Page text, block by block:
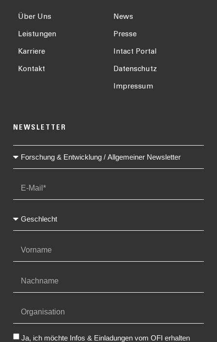
Über Uns
Leistungen
Karriere
Kontakt
News
Presse
Intact Portal
Datenschutz
Impressum
NEWSLETTER
Ja, ich möchte Infos & Einladungen vom OFI erhalten